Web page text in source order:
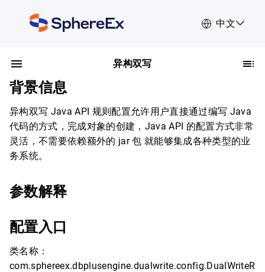
中文
异构双写
背景信息
异构双写 Java API 规则配置允许用户直接通过编写 Java
代码的方式，完成对象的创建，Java API 的配置方式非常
灵活，不需要依赖额外的 jar 包 就能够集成各种类型的业
务系统。
参数解释
配置入口
类名称：
com.sphereex.dbplusengine.dualwrite.config.DualWriteR